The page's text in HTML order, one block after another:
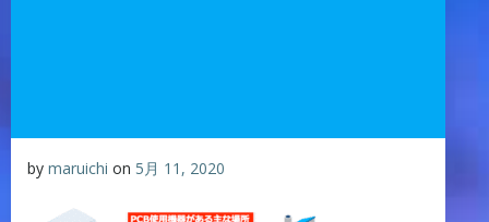
by maruichi on 5月 11, 2020